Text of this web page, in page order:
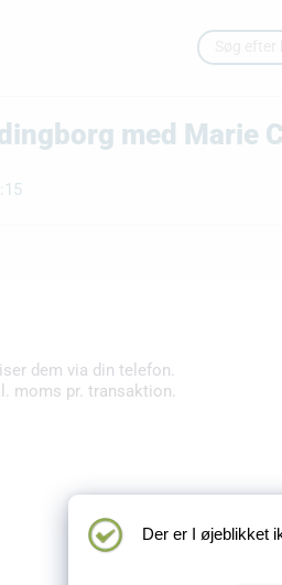
med Marie
dem via din telefon.
moms pr. transaktion.
Der er I øjeblikket